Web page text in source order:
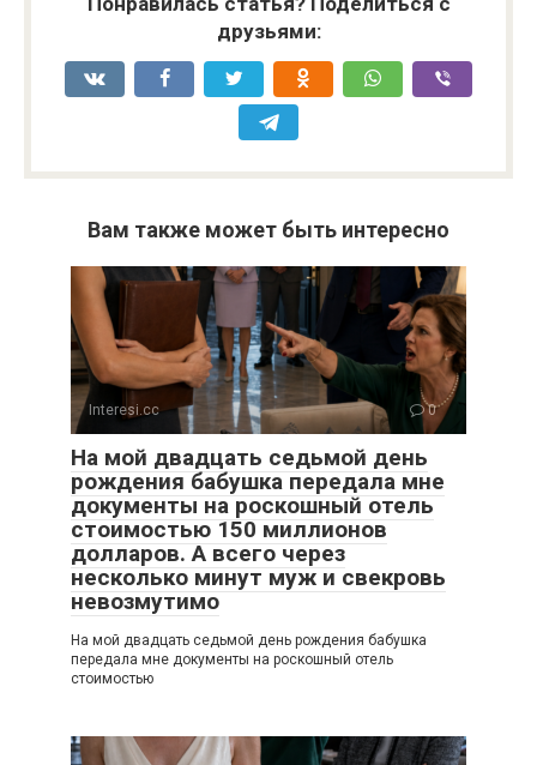
друзьями:
Вам также может быть интересно
Interesi.cc 0
На мой двадцать седьмой день
рождения бабушка передала мне
документы на роскошный отель
стоимостью 150 миллионов
долларов. А всего через
несколько минут муж и свекровь
невозмутимо
На мой двадцать седьмой день рождения бабушка
передала мне документы на роскошный отель
стоимостью